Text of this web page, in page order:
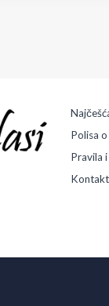
Polisa
Pravila
Kontakt